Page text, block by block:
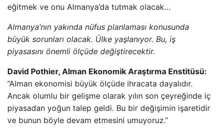
eğitmek ve onu Almanya’da tutmak olacak…
Almanya’nın yakında nüfus planlaması konusunda
büyük sorunları olacak. Ülke yaşlanıyor. Bu, iş
piyasasını önemli ölçüde değiştirecektir.
David Pothier, Alman Ekonomik Araştırma Enstitüsü:
”Alman ekonomisi büyük ölçüde ihracata dayalıdır.
Ancak olumlu bir gelişme olarak yılın son çeyreğinde iç
piyasadan yoğun talep geldi. Bu bir değişimin işaretidir
ve bunun böyle devam etmesini umuyoruz.”